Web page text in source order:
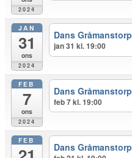
2024
JAN
31
ons
2024
Dans Gråmanstorp
jan 31 kl. 19:00
FEB
7
ons
2024
Dans Gråmanstorp
feb 7 kl. 19:00
FEB
Dans Gråmanstorp